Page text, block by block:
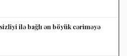
ilə bağlı ən böyük cəriməyə